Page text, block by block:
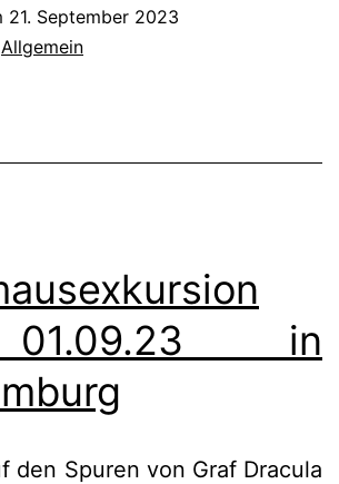
21. September 2023
Allgemein
in
den Spuren von Graf Dracula